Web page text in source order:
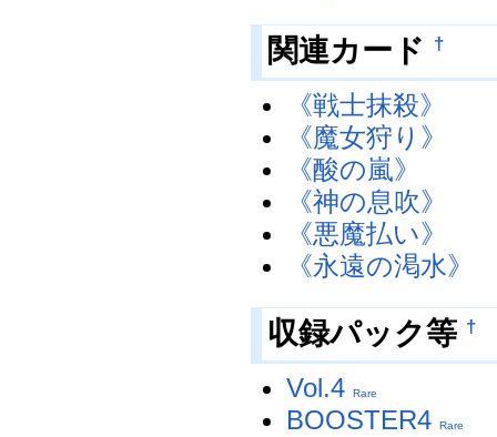
関連カード †
《戦士抹殺》
《魔女狩り》
《酸の嵐》
《神の息吹》
《悪魔払い》
《永遠の渇水》
収録パック等 †
Vol.4 Rare
BOOSTER4 Rare